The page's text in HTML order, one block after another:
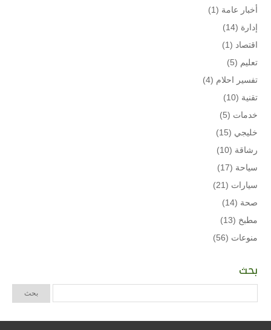
أخبار عامة (1)
إدارة (14)
اقتصاد (1)
تعليم (5)
تفسير احلام (4)
تقنية (10)
خدمات (5)
خليجي (15)
رشاقة (10)
سياحة (17)
سيارات (21)
صحة (14)
مطبخ (13)
منوعات (56)
بحث